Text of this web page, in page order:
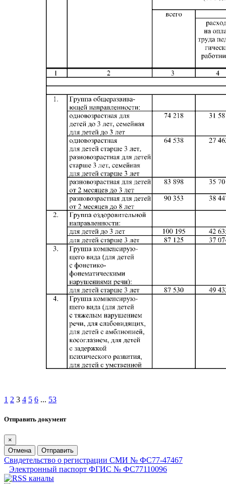
1 2 3 4 5 6 ... 53
Отправить документ
×
Отмена
Отправить
Свидетельство о регистрации СМИ № ФС77-47467
Электронный паспорт ФГИС № ФС77110096